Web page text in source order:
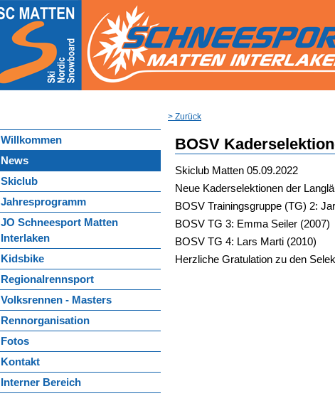
Willkommen
News
Skiclub
Jahresprogramm
JO Schneesport Matten
Interlaken
Kidsbike
Regionalrennsport
Volksrennen - Masters
Rennorganisation
Fotos
Kontakt
Interner Bereich
> Zurück
BOSV
Skiclub Matten 05.09.2022
Neue Kaderselektionen der
BOSV Trainingsgruppe (TG) 2:
BOSV TG 3: Emma Seiler (2007)
BOSV TG 4: Lars Marti (2010)
Herzliche Gratulation zu den